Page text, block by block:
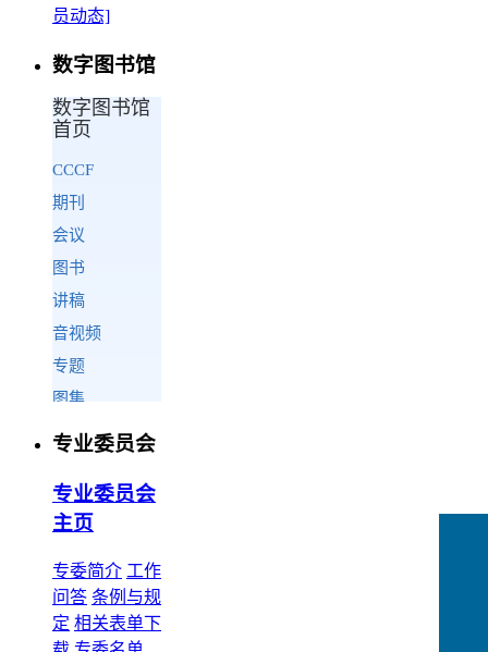
员动态]
数字图书馆
专业委员会
专业委员会
主页
专委简介 工作
问答 条例与规
定 相关表单下